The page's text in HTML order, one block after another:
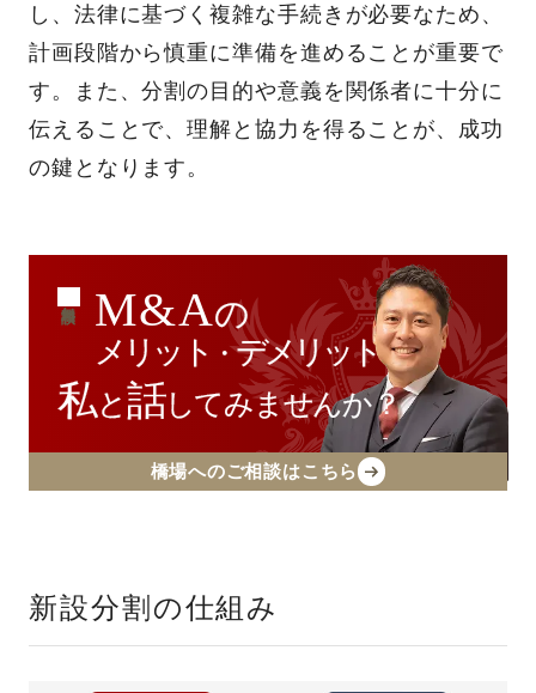
し、法律に基づく複雑な手続きが必要なため、
計画段階から慎重に準備を進めることが重要で
す。また、分割の目的や意義を関係者に十分に
伝えることで、理解と協力を得ることが、成功
の鍵となります。
M&Aの
メリット ・デメリット
私と話してみませんか？
橋場へのご相談はこちら
新設分割の仕組み